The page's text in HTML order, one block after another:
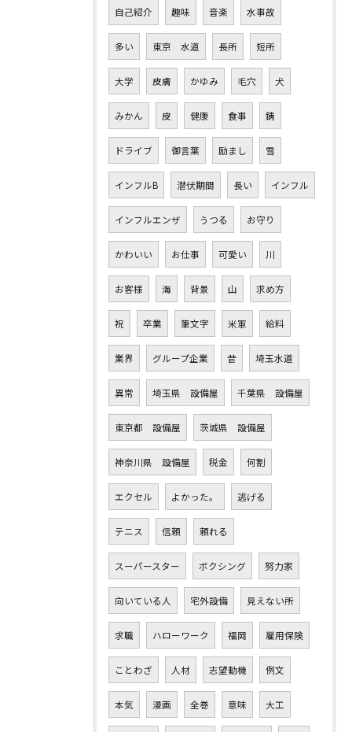
自己紹介 趣味 音楽 水事故
多い 東京 水道 長所 短所
大学 皮膚 かゆみ 毛穴 犬
みかん 皮 健康 食事 錆
ドライブ 御言葉 励まし 雪
インフルB 潜伏期間 長い インフル
インフルエンザ うつる お守り
かわいい お仕事 可愛い 川
お客様 海 背景 山 求め方
祝 卒業 筆文字 米軍 給料
業界 グループ企業 昔 埼玉水道
異常 埼玉県 設備屋 千葉県 設備屋
東京都 設備屋 茨城県 設備屋
神奈川県 設備屋 税金 何割
エクセル よかった。 逃げる
テニス 信頼 頼れる
スーパースター ボクシング 努力家
向いている人 宅外設備 見えない所
求職 ハローワーク 福岡 雇用保険
ことわざ 人材 志望動機 例文
本気 漫画 全巻 意味 大工